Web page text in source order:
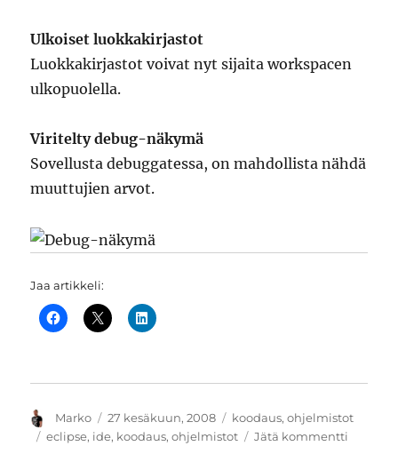
Ulkoiset luokkakirjastot
Luokkakirjastot voivat nyt sijaita workspacen
ulkopuolella.
Viritelty debug-näkymä
Sovellusta debuggatessa, on mahdollista nähdä
muuttujien arvot.
Jaa artikkeli:
Kirjoittaja
Marko Julkaistu
27 kesäkuun, 2008 Kategoriat
koodaus,ohjelmistot
Avainsanat
eclipse, ide, koodaus,ohjelmistot Jätä kommentti